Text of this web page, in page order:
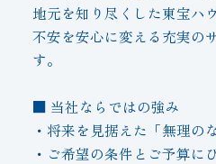
地元を知り尽くした東宝ハウ
不安を安心に変える充実の
す。
■ 当社ならではの強み
・将来を見据えた「無理の
・ご希望の条件とご予算に